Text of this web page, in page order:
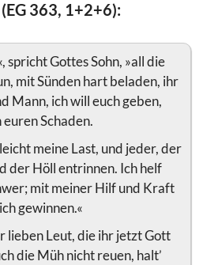
363, 1+2+6):
spricht Gottes Sohn, »all die
mit Sünden hart beladen, ihr
Mann, ich will euch geben,
Schaden.
meine Last, und jeder, der
der Höll entrinnen. Ich helf
mit meiner Hilf und Kraft
gewinnen.«
lieben Leut, die ihr jetzt Gott
die Müh nicht reuen, halt’